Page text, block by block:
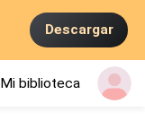
Descargar
Mi biblioteca